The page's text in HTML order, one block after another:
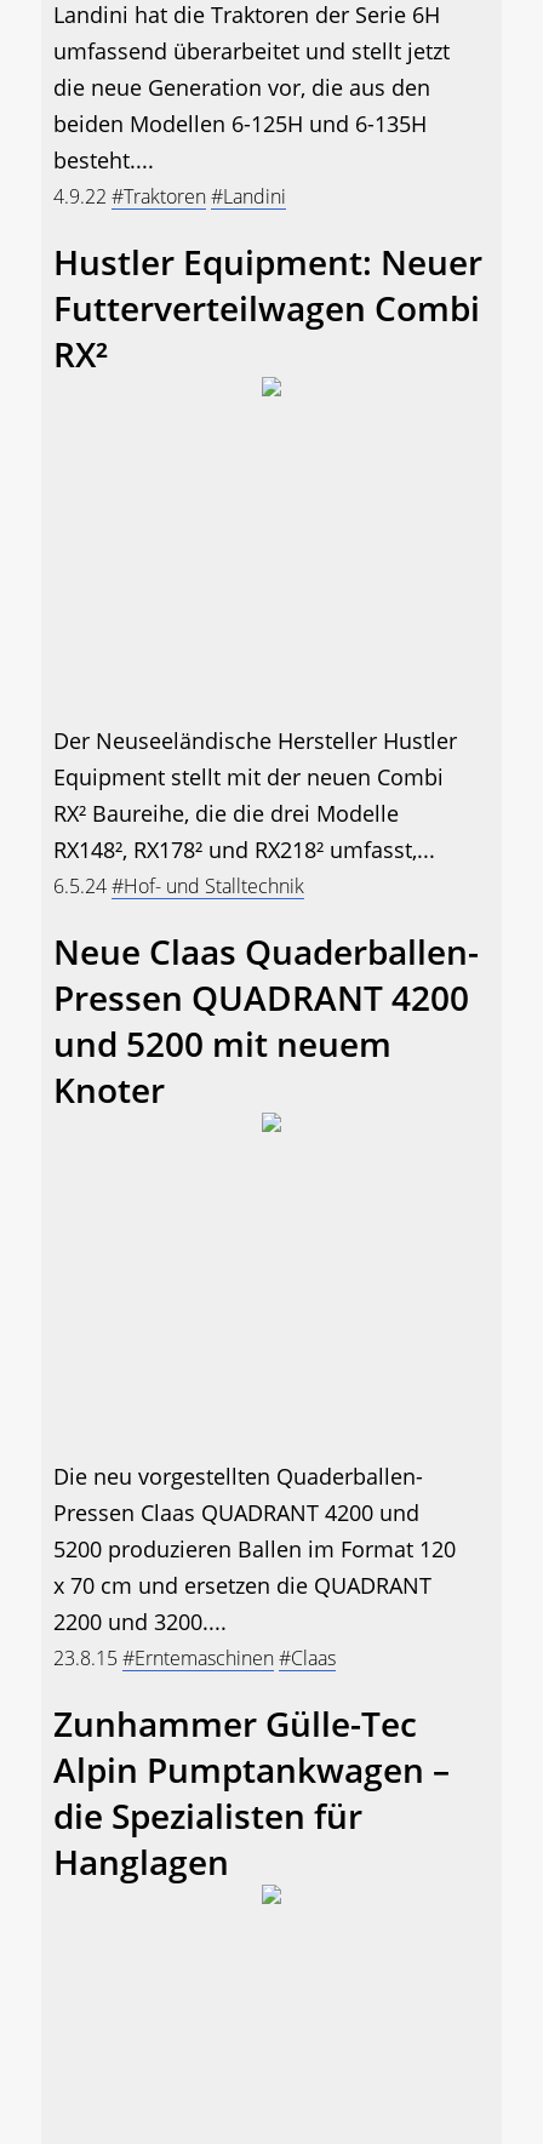
Landini hat die Traktoren der Serie 6H
umfassend überarbeitet und stellt jetzt
die neue Generation vor, die aus den
beiden Modellen 6-125H und 6-135H
besteht....
4.9.22 #Traktoren#Landini
Hustler Equipment: Neuer
Futterverteilwagen Combi
RX²
Der Neuseeländische Hersteller Hustler
Equipment stellt mit der neuen Combi
RX² Baureihe, die die drei Modelle
RX148², RX178² und RX218² umfasst,...
6.5.24#Hof- und Stalltechnik
Neue Claas Quaderballen-
Pressen QUADRANT 4200
und 5200 mit neuem
Knoter
Die neu vorgestellten Quaderballen-
Pressen Claas QUADRANT 4200 und
5200 produzieren Ballen im Format 120
x 70 cm und ersetzen die QUADRANT
2200 und 3200....
23.8.15#Erntemaschinen#Claas
Zunhammer Gülle-Tec
Alpin Pumptankwagen –
die Spezialisten für
Hanglagen